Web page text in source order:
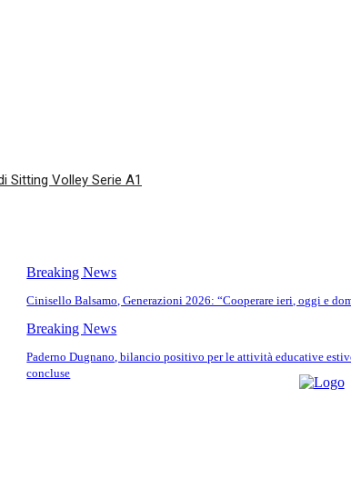
Sitting Volley Serie A1
Breaking News
Cinisello Balsamo, Generazioni 2026: “Cooperare ieri, oggi e
Breaking News
Paderno Dugnano, bilancio positivo per le attività educative
concluse